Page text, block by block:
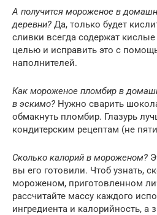
А получится мороженое в
деревни? Да, только будет
сливки всегда содержат
целью и исправить это с
наполнителей.
Как мороженое пломбир в
в эскимо? Нужно сварить
обмакнуть пломбир. Глазурь
кондитерским рецептам (не
Сколько калорий в мороженом?
вы его готовили. Чтоб узнать,
мороженом, приготовленном
рассчитайте массу каждого
ингредиента и калорийность, а